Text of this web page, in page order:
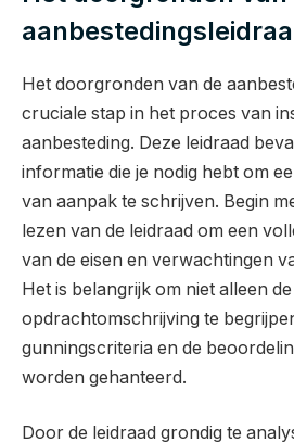
Het doorgronden van de
cruciale stap in het proces van
aanbesteding. Deze leidraad
informatie die je nodig hebt om
van aanpak te schrijven. Begin
lezen van de leidraad om een
van de eisen en verwachtingen
Het is belangrijk om niet alleen de
opdrachtomschrijving te
gunningscriteria en de
worden gehanteerd.
Door de leidraad grondig te